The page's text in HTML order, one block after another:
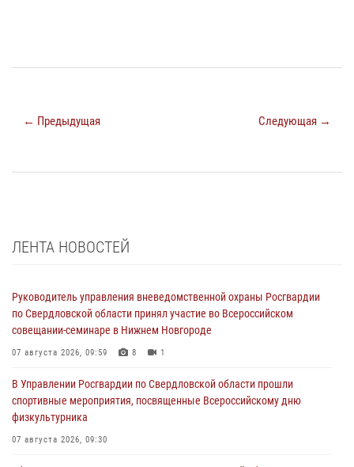
← Предыдущая Следующая →
ЛЕНТА НОВОСТЕЙ
Руководитель управления вневедомственной охраны Росгвардии
по Свердловской области принял участие во Всероссийском
совещании-семинаре в Нижнем Новгороде
07 августа 2026, 09:59 8 1
В Управлении Росгвардии по Свердловской области прошли
спортивные мероприятия, посвященные Всероссийскому дню
физкультурника
07 августа 2026, 09:30